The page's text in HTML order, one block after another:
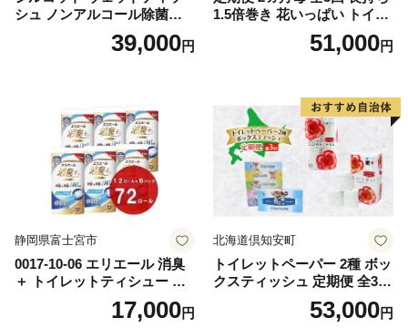
シュ ノンアルコール除菌詰
替（43枚×3P）×24袋 日用品
おもちゃ 拭き取り 手拭き 外
39,000円
1.5倍巻き 花いっぱい トイレ
ットペーパー ダブル 45ｍ 計
72ロール 全18種 花柄 プリン
ー 消耗品 備蓄 送料無料 北海
道 倶知安町 日用品
51,000円
静岡県富士宮市
0017-10-06 エリエール 消臭
＋ トイレットティシュー し
っかり香るフレッシュクリア
の香り ダブル 12ロール×6パ
17,000円
北海道倶知安町
トイレットペーパー 2種 ボッ
クスティッシュ 定期便 全3
回 日本製 まとめ買い 防災
常備品 日用雑貨 消耗品 生活
53,000円